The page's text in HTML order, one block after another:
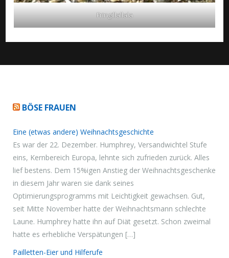
Fringillallala
BÖSE FRAUEN
Eine (etwas andere) Weihnachtsgeschichte
Es war der 22. Dezember. Humphrey, Versandwichtel Stufe
eins, Kernbereich Europa, lehnte sich zufrieden zurück. Alles
lief bestens. Dem 15%igen Anstieg der Weihnachtsgeschenke
in diesem Jahr waren sie dank seines
Optimierungsprogramms mit Leichtigkeit gewachsen. Gut,
seit Mitte November hatte der Weihnachtsmann schlechte
Laune. Humphrey hatte ihn auf Diät gesetzt. Schon zweimal
hatte es erhebliche Verspätungen […]
Pailletten-Eier und Hilferufe